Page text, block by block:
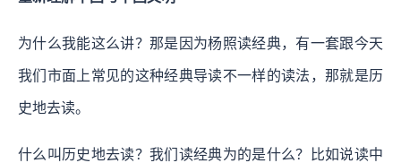
为什么我能这么讲？那是因为杨照读经典，有一套跟今天
我们市面上常见的这种经典导读不一样的读法，那就是历
史地去读。
什么叫历史地去读？我们读经典为的是什么？比如说读中